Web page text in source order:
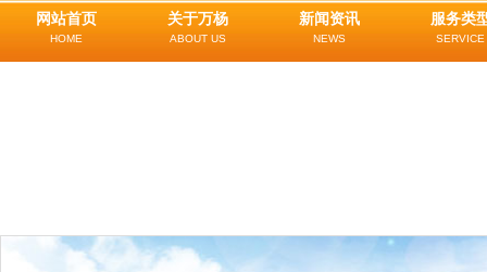
网站首页
HOME
关于万杨
ABOUT US
新闻资讯
NEWS
服务类
SERVICE